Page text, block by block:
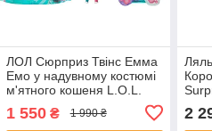
ЛОЛ Сюрприз Твінс Емма
Емо у надувному костюмі
м'ятного кошеня L.O.L.
Emo
1 550₴ 1 990 ₴ 2